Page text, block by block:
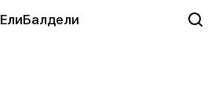
ЕлиБалдели